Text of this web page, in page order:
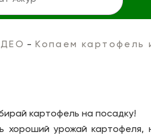
Копаем картофель
картофель на посадку!
хороший урожай